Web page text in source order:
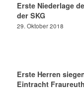
Erste Niederlage
der SKG
29. Oktober 2018
Erste Herren
Eintracht Fraureuth